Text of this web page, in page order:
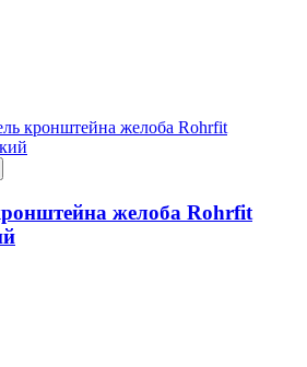
желоба Rohrfit